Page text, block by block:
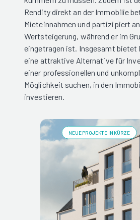
Rendity direkt an der Immobilie
Mieteinnahmen und partizipiert
Wertsteigerung, während er im
eingetragen ist. Insgesamt bietet
eine attraktive Alternative für
einer professionellen und
Möglichkeit suchen, in den
investieren.
NEUE PROJEKTE IN KÜRZE